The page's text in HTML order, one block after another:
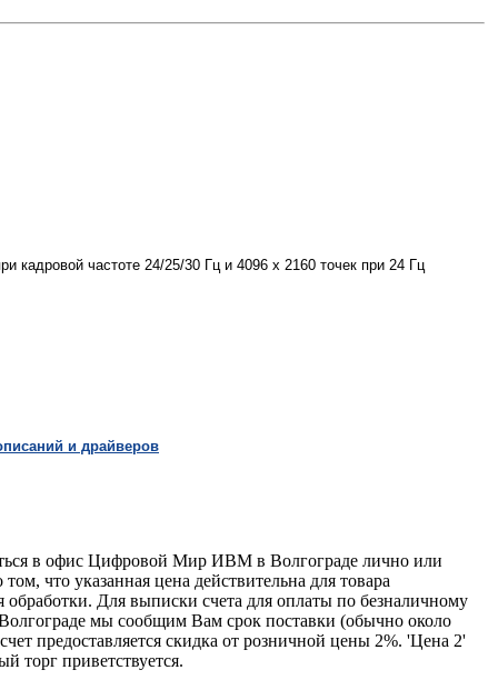
кадровой частоте 24/25/30 Гц и 4096 x 2160 точек при 24 Гц
и драйверов
в офис Цифровой Мир ИВМ в Волгограде лично или
том, что указанная цена действительна для товара
Для выписки счета для оплаты по безналичному
мы сообщим Вам срок поставки (обычно около
предоставляется скидка от розничной цены 2%. 'Цена 2'
торг приветствуется.